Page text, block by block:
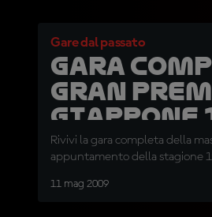
Gare dal passato
Gara
Gran
Giappone
Rivivi la gara completa della
appuntamento della stagione
11 mag 2009